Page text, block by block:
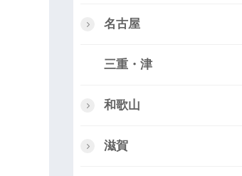
名古屋
三重・津
和歌山
滋賀